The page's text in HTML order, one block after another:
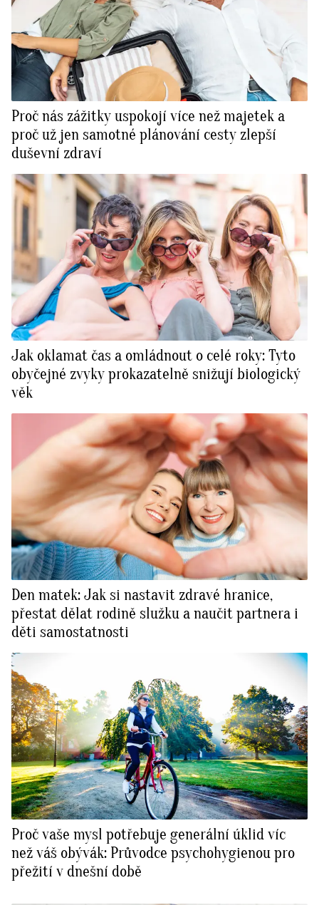
Proč nás zážitky uspokojí více než majetek a
proč už jen samotné plánování cesty zlepší
duševní zdraví
Jak oklamat čas a omládnout o celé roky: Tyto
obyčejné zvyky prokazatelně snižují biologický
věk
Den matek: Jak si nastavit zdravé hranice,
přestat dělat rodině služku a naučit partnera i
děti samostatnosti
Proč vaše mysl potřebuje generální úklid víc
než váš obývák: Průvodce psychohygienou pro
přežití v dnešní době